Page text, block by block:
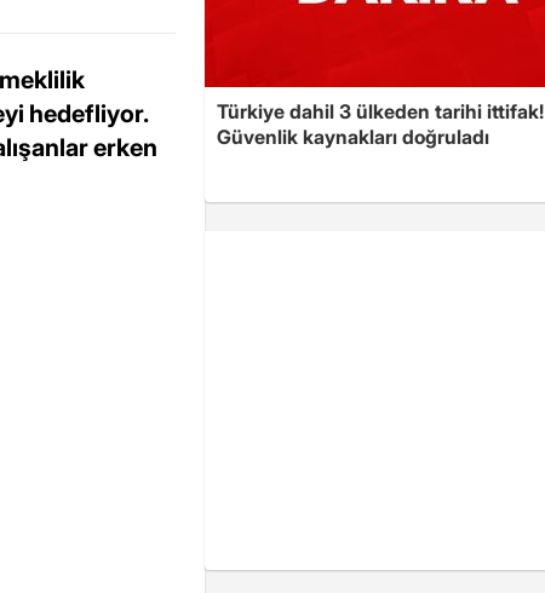
hedefliyor.
erken
Türkiye dahil 3 ülkeden tarihi ittifak!
Güvenlik kaynakları doğruladı